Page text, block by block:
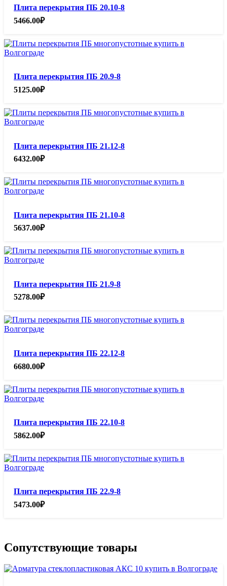
Плита перекрытия ПБ 20.10-8
5466.00₽
Плита перекрытия ПБ 20.9-8
5125.00₽
Плита перекрытия ПБ 21.12-8
6432.00₽
Плита перекрытия ПБ 21.10-8
5637.00₽
Плита перекрытия ПБ 21.9-8
5278.00₽
Плита перекрытия ПБ 22.12-8
6680.00₽
Плита перекрытия ПБ 22.10-8
5862.00₽
Плита перекрытия ПБ 22.9-8
5473.00₽
Сопутствующие товары